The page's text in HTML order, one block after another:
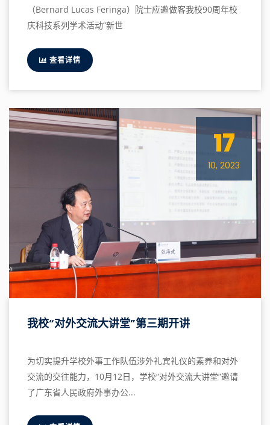
（Bernard Lucas Feringa）院士应邀做客我校90周年校
庆科技系列学术活动“新世
查看详情
17
10, 2023
我校“对外交流大讲堂”第三期开讲
为切实提升学校外事工作队伍涉外礼宾礼仪的素养和对外
交流的交往能力，10月12日，学校“对外交流大讲堂”邀请
了广东省人民政府外事办公...